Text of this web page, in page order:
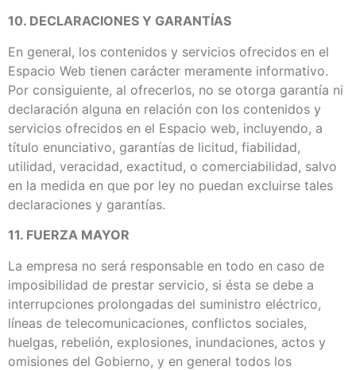
10. DECLARACIONES Y GARANTÍAS
En general, los contenidos y servicios ofrecidos en el
Espacio Web tienen carácter meramente informativo.
Por consiguiente, al ofrecerlos, no se otorga garantía ni
declaración alguna en relación con los contenidos y
servicios ofrecidos en el Espacio web, incluyendo, a
título enunciativo, garantías de licitud, fiabilidad,
utilidad, veracidad, exactitud, o comerciabilidad, salvo
en la medida en que por ley no puedan excluirse tales
declaraciones y garantías.
11. FUERZA MAYOR
La empresa no será responsable en todo en caso de
imposibilidad de prestar servicio, si ésta se debe a
interrupciones prolongadas del suministro eléctrico,
líneas de telecomunicaciones, conflictos sociales,
huelgas, rebelión, explosiones, inundaciones, actos y
omisiones del Gobierno, y en general todos los